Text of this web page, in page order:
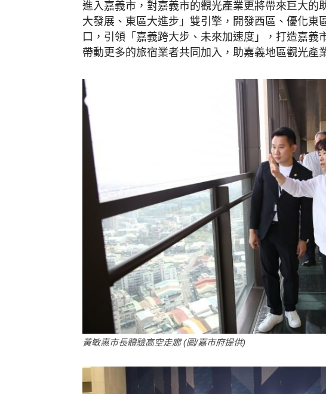
進入嘉義市，對嘉義市的觀光產業更將帶來巨大的
大發展、東區大進步」雙引擎，開發西區、優化東
口，引領「嘉義跨大步、未來加速度」，打造嘉義
帶動更多的旅宿業者共同加入，助嘉義地區觀光產
黃敏惠市長體驗高空走廊 (圖/嘉市府提供)